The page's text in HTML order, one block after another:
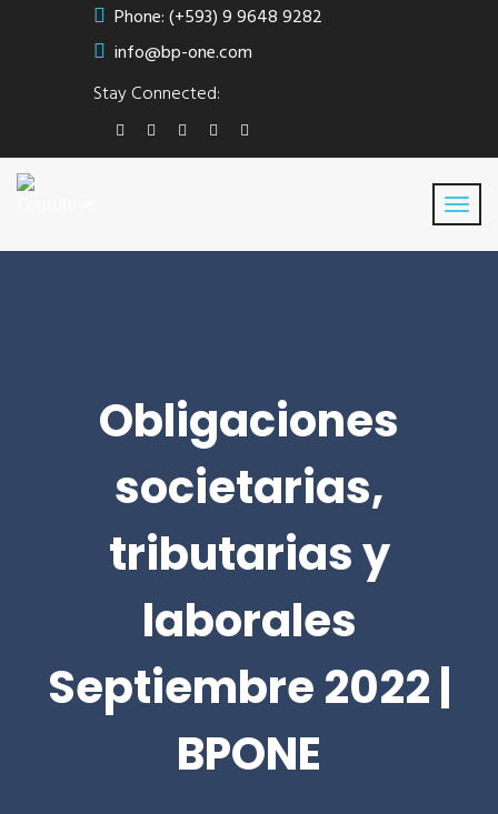
Phone: (+593) 9 9648 9282
info@bp-one.com
Stay Connected:
Obligaciones
societarias,
tributarias y
laborales
Septiembre 2022 |
BPONE